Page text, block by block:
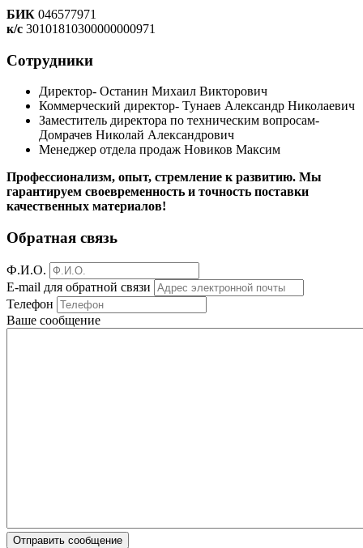
БИК 046577971
к/с 30101810300000000971
Сотрудники
Директор- Останин Михаил Викторович
Коммерческий директор- Тунаев Александр Николаевич
Заместитель директора по техническим вопросам-
Домрачев Николай Александрович
Менеджер отдела продаж Новиков Максим
Профессионализм, опыт, стремление к развитию. Мы
гарантируем своевременность и точность поставки
качественных материалов!
Обратная связь
Ф.И.О.
E-mail для обратной связи
Телефон
Ваше сообщение